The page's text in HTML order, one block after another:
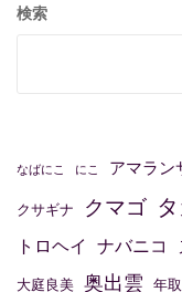
ビ
ン
検索
なばにこ にこ アマラン
クサギナ クマゴ
トロヘイ ナバニコ
大庭良美 奥出雲 年